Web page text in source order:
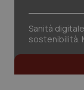
Sanità
sostenibilità.